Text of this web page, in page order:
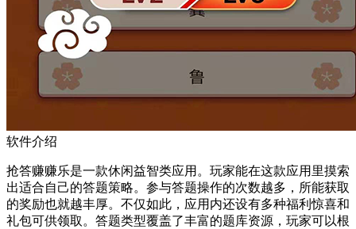
软件介绍
抢答赚赚乐是一款休闲益智类应用。玩家能在这款应用里摸索
出适合自己的答题策略。参与答题操作的次数越多，所能获取
的奖励也就越丰厚。不仅如此，应用内还设有多种福利惊喜和
礼包可供领取。答题类型覆盖了丰富的题库资源，玩家可以根